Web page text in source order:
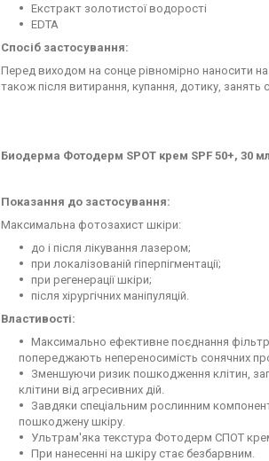
Екстракт золотистої водорості
ЕDTA
Спосіб застосування:
Перед виходом на сонце рівномірно наносити
також після витирання, купання, дотику, занять
Биодерма Фотодерм SPOT крем SPF 50+, 30 мл
Показання до застосування:
Максимальна фотозахист шкіри:
до і після лікування лазером;
при локалізованій гіперпігментації;
при регенерації шкіри;
після хірургічних маніпуляцій.
Властивості:
Максимально ефективне поєднання
попереджають непереносимість сонячних
Зменшуючи ризик пошкодження клітин,
клітини від агресивних дій.
Завдяки спеціальним рослинним
пошкоджену шкіру.
Ультрам'яка текстура Фотодерм СПОТ
При нанесенні на шкіру стає безбарвним.